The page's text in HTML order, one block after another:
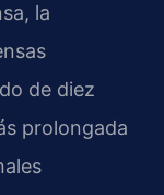
la
de diez
prolongada